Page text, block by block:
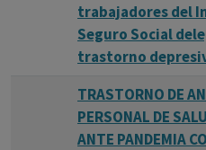
trabajadores del
Seguro Social
trastorno
TRASTORNO DE
PERSONAL DE
ANTE PANDEMIA